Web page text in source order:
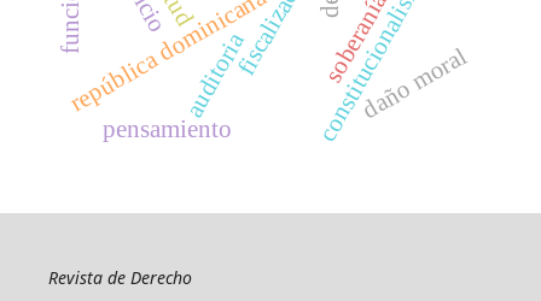
república dominicana
auditoria soberanía
pensamiento
daño moral
Revista de Derecho